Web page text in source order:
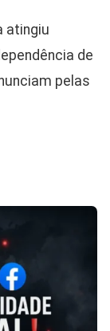
atingiu
de
pelas